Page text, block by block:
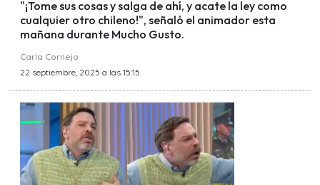
"¡Tome sus cosas y salga de ahí, y acate la ley como
cualquier otro chileno!", señaló el animador esta
mañana durante Mucho Gusto.
Carla Cornejo
22 septiembre, 2025 a las 15:15